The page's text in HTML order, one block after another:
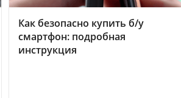
Как безопасно купить б/у
смартфон: подробная
инструкция